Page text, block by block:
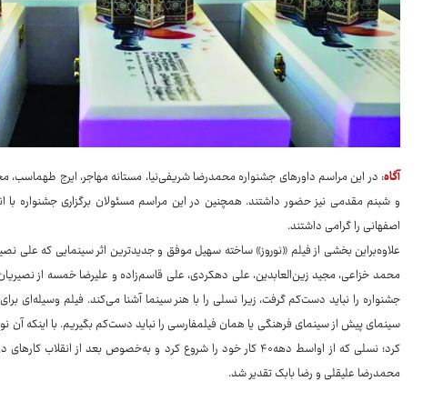
آگاه: در این مراسم داورهای جشنواره محمدرضا شریفی‌نیا، مستانه مهاجر، ایرج
و شبنم مقدمی نیز حضور داشتند. همچنین در این مراسم مسئولان برگزاری جشنواره با
اصفهانی را گرامی داشتند.
علاوه‌براین بخشی از فیلم «نوروز» ساخته سهیل موفق و جدیدترین اثر سینمایی که
محمد خزاعی، مجید زین‌العابدین، علی دهکردی، علی قاسم‌زاده و علیرضا خمسه از
جشنواره را نباید دست‌کم گرفت، زیرا نسلی را با هنر سینما آشنا می‌کند. فیلم وسیله‌ای
سینمای پیش از سینمای فرهنگی یا همان فیلمفارسی را نباید دست‌کم بگیریم. با اینکه آن
کرد؛ نسلی که از اواسط دهه۴۰ کار خود را شروع کرد و به‌خصوص بعد از
محمدرضا علیقلی و رضا بابک تقدیر شد.